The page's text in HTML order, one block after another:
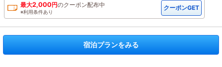
最大2,000円のクーポン配布中
※利用条件あり
クーポンGET
宿泊プランをみる